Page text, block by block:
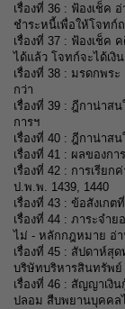
เรื่องที่ 36 : ฟ้องเช็ค
ชำระหนี้เพื่อให้โจทก์
เรื่องที่ 37 : ฟ้องเช็ค
ได้แล้ว โจทก์จะได้เงิ
เรื่องที่ 38 : มรดกพระ
กว่า
เรื่องที่ 39 : ฎีกาน่าสน
การฯ
เรื่องที่ 40 : ฎีกาน่าสน
เรื่องที่ 41 : ผลของก
เรื่องที่ 42 : การเรีย
ป.พ.พ. 1439, 1440
เรื่องที่ 43 : ข้อสังเกต
เรื่องที่ 44 : ภาระจำย
ไม่ - หลักกฎหมาย อ่
เรื่องที่ 45 : สัปดาห์สุ
บริษัทบริหารสินทรัพย์
เรื่องที่ 46 : สัญญาเงิน
ปลอม สืบพยานบุคคล